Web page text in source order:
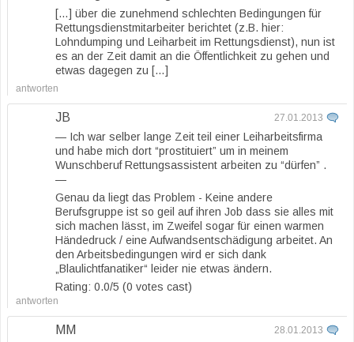
[…] über die zunehmend schlechten Bedingungen für
Rettungsdienstmitarbeiter berichtet (z.B. hier:
Lohndumping und Leiharbeit im Rettungsdienst), nun ist
es an der Zeit damit an die Öffentlichkeit zu gehen und
etwas dagegen zu […]
antworten
JB 27.01.2013
— Ich war selber lange Zeit teil einer Leiharbeitsfirma
und habe mich dort “prostituiert” um in meinem
Wunschberuf Rettungsassistent arbeiten zu “dürfen” .
—
Genau da liegt das Problem - Keine andere
Berufsgruppe ist so geil auf ihren Job dass sie alles mit
sich machen lässt, im Zweifel sogar für einen warmen
Händedruck / eine Aufwandsentschädigung arbeitet. An
den Arbeitsbedingungen wird er sich dank
„Blaulichtfanatiker“ leider nie etwas ändern.
Rating: 0.0/5 (0 votes cast)
antworten
MM 28.01.2013